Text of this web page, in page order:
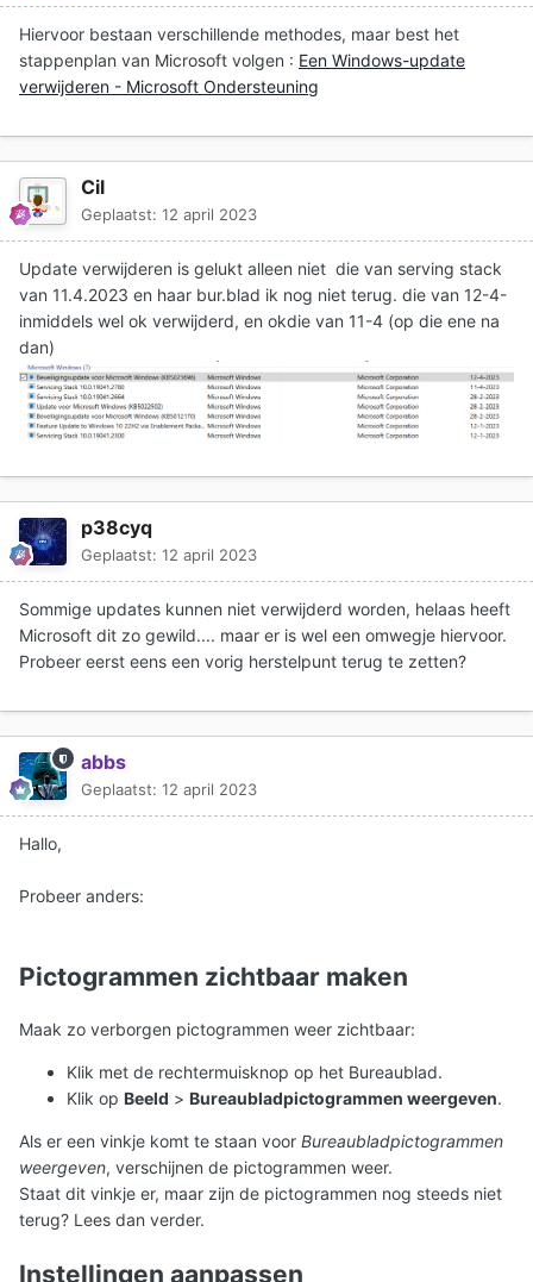
Hiervoor bestaan verschillende methodes, maar best het
stappenplan van Microsoft volgen : Een Windows-update
verwijderen - Microsoft Ondersteuning
Cil
Geplaatst: 12 april 2023
Update verwijderen is gelukt alleen niet die van serving stack
van 11.4.2023 en haar bur.blad ik nog niet terug. die van 12-4-
inmiddels wel ok verwijderd, en okdie van 11-4 (op die ene na
dan)
p38cyq
Geplaatst: 12 april 2023
Sommige updates kunnen niet verwijderd worden, helaas heeft
Microsoft dit zo gewild.... maar er is wel een omwegje hiervoor.
Probeer eerst eens een vorig herstelpunt terug te zetten?
abbs
Geplaatst: 12 april 2023
Hallo,
Probeer anders:
Pictogrammen zichtbaar maken
Maak zo verborgen pictogrammen weer zichtbaar:
Klik met de rechtermuisknop op het Bureaublad.
Klik op Beeld > Bureaubladpictogrammen weergeven.
Als er een vinkje komt te staan voor Bureaubladpictogrammen
weergeven, verschijnen de pictogrammen weer.
Staat dit vinkje er, maar zijn de pictogrammen nog steeds niet
terug? Lees dan verder.
Instellingen aanpassen